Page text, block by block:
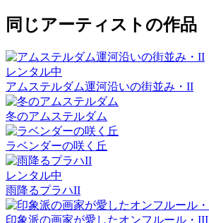
同じアーティストの作品
レンタル中
アムステルダム運河沿いの街並み・II
冬のアムステルダム
ラベンダーの咲く丘
レンタル中
雨降るプラハII
印象派の画家が愛したオンフルール・III